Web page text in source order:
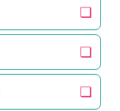
❏
❏
❏